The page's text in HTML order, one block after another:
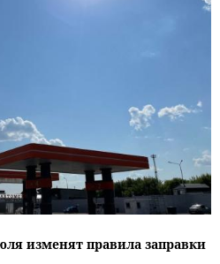
изменят правила заправки